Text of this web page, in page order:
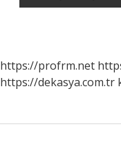
https://profrm.net
https://dekasya.com.tr